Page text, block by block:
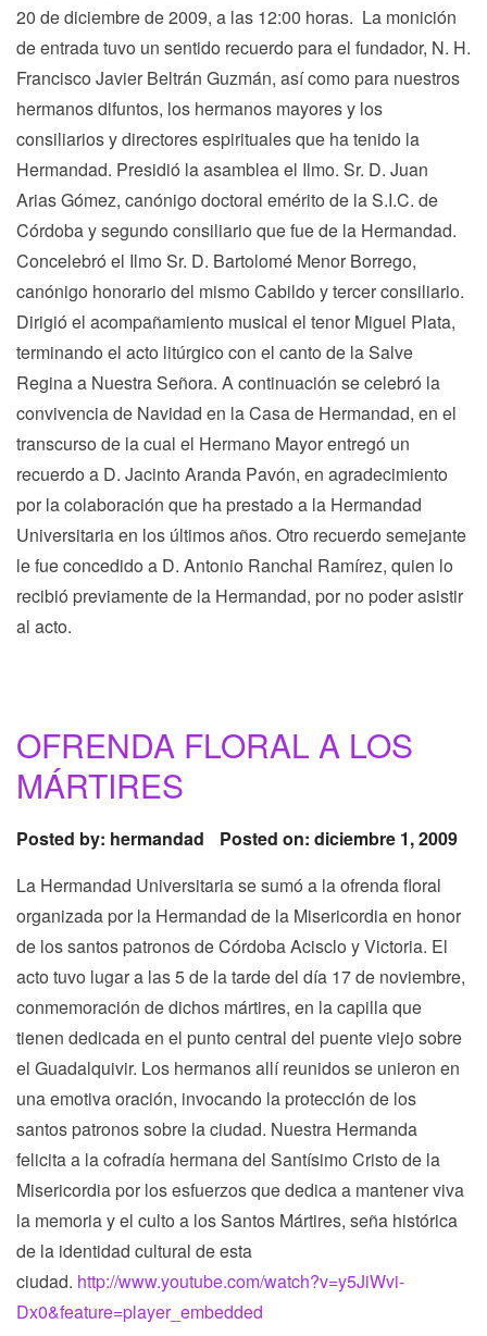
20 de diciembre de 2009, a las 12:00 horas. La monición
de entrada tuvo un sentido recuerdo para el fundador, N. H.
Francisco Javier Beltrán Guzmán, así como para nuestros
hermanos difuntos, los hermanos mayores y los
consiliarios y directores espirituales que ha tenido la
Hermandad. Presidió la asamblea el Ilmo. Sr. D. Juan
Arias Gómez, canónigo doctoral emérito de la S.I.C. de
Córdoba y segundo consiliario que fue de la Hermandad.
Concelebró el Ilmo Sr. D. Bartolomé Menor Borrego,
canónigo honorario del mismo Cabildo y tercer consiliario.
Dirigió el acompañamiento musical el tenor Miguel Plata,
terminando el acto litúrgico con el canto de la Salve
Regina a Nuestra Señora. A continuación se celebró la
convivencia de Navidad en la Casa de Hermandad, en el
transcurso de la cual el Hermano Mayor entregó un
recuerdo a D. Jacinto Aranda Pavón, en agradecimiento
por la colaboración que ha prestado a la Hermandad
Universitaria en los últimos años. Otro recuerdo semejante
le fue concedido a D. Antonio Ranchal Ramírez, quien lo
recibió previamente de la Hermandad, por no poder asistir
al acto.
OFRENDA FLORAL A LOS
MÁRTIRES
Posted by: hermandad
Posted on: diciembre 1, 2009
La Hermandad Universitaria se sumó a la ofrenda floral
organizada por la Hermandad de la Misericordia en honor
de los santos patronos de Córdoba Acisclo y Victoria. El
acto tuvo lugar a las 5 de la tarde del día 17 de noviembre,
conmemoración de dichos mártires, en la capilla que
tienen dedicada en el punto central del puente viejo sobre
el Guadalquivir. Los hermanos allí reunidos se unieron en
una emotiva oración, invocando la protección de los
santos patronos sobre la ciudad. Nuestra Hermanda
felicita a la cofradía hermana del Santísimo Cristo de la
Misericordia por los esfuerzos que dedica a mantener viva
la memoria y el culto a los Santos Mártires, seña histórica
de la identidad cultural de esta
ciudad. http://www.youtube.com/watch?v=y5JiWvi-
Dx0&feature=player_embedded